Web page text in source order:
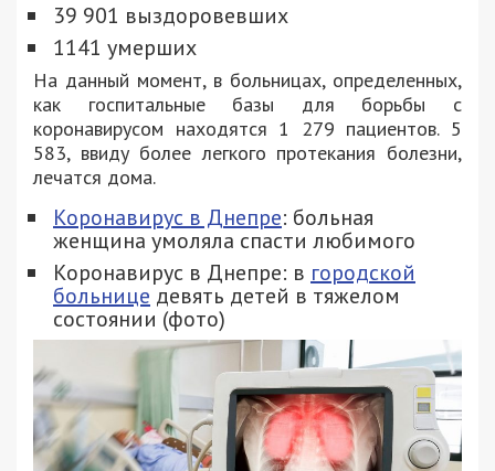
39 901 выздоровевших
1141 умерших
На данный момент, в больницах, определенных,
как госпитальные базы для борьбы с
коронавирусом находятся 1 279 пациентов. 5
583, ввиду более легкого протекания болезни,
лечатся дома.
Коронавирус в Днепре: больная
женщина умоляла спасти любимого
Коронавирус в Днепре: в городской
больнице девять детей в тяжелом
состоянии (фото)